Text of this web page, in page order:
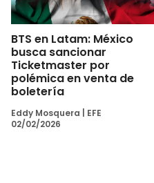
BTS en Latam: México
busca sancionar
Ticketmaster por
polémica en venta de
boletería
Eddy Mosquera
EFE
02/02/2026